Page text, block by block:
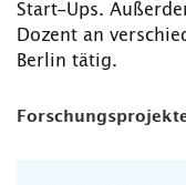
Start-Ups.
Dozent an
Berlin tätig.